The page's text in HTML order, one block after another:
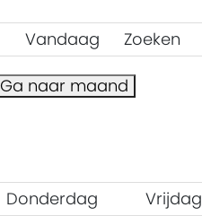
Vandaag Zoeken
Ga naar maand
Donderdag Vrijdag